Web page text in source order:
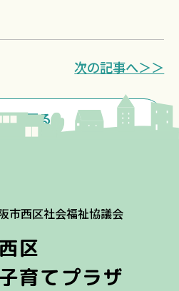
に戻る
次の記事へ＞＞
市西区社会福祉協議会
西区
育てプラザ